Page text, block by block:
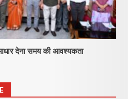
देना समय की आवश्यकता